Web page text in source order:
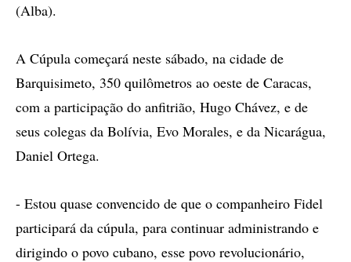
(Alba).
A Cúpula começará neste sábado, na cidade de
Barquisimeto, 350 quilômetros ao oeste de Caracas,
com a participação do anfitrião, Hugo Chávez, e de
seus colegas da Bolívia, Evo Morales, e da Nicarágua,
Daniel Ortega.
- Estou quase convencido de que o companheiro Fidel
participará da cúpula, para continuar administrando e
dirigindo o povo cubano, esse povo revolucionário,